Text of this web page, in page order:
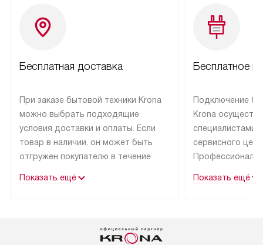
Бесплатная доставка
При заказе бытовой техники Krona
можно выбрать подходящие
условия доставки и оплаты. Если
товар в наличии, он может быть
отгружен покупателю в течение
оплачивается дополнительно.
Показать ещё
Бесплатное
Подключение
Krona
специалистами
сервисного
эксплуатации
Показать ещё